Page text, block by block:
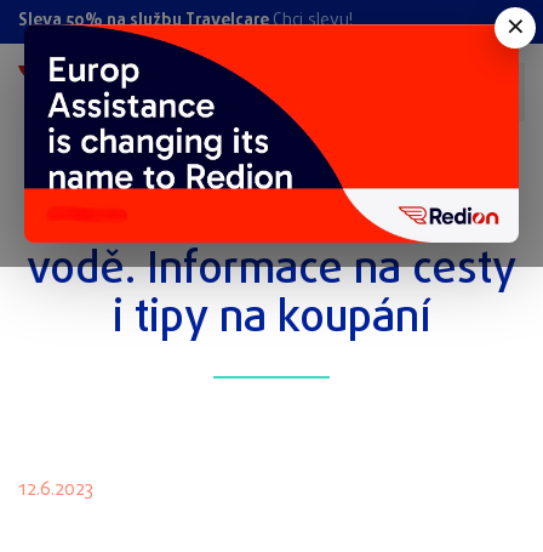
Sleva 50% na službu TravelcareChci slevu!
Autem na Slovensko k
vodě. Informace na cesty
i tipy na koupání
12.6.2023
×